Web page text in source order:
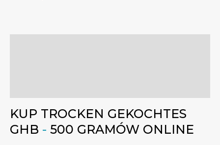
KUP TROCKEN GEKOCHTES
GHB - 500 GRAMÓW ONLINE